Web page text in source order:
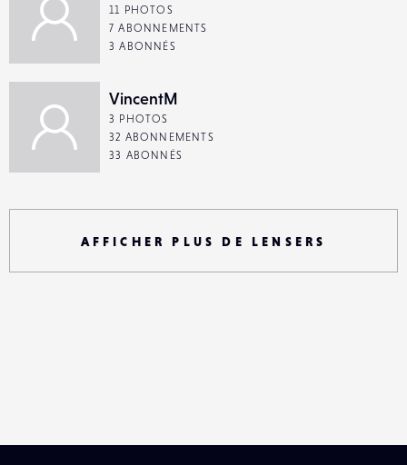
11 PHOTOS
7 ABONNEMENTS
3 ABONNÉS
VincentM
3 PHOTOS
32 ABONNEMENTS
33 ABONNÉS
AFFICHER PLUS DE LENSERS